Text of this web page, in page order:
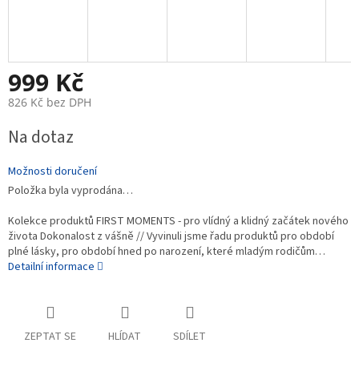
999 Kč
826 Kč bez DPH
cena:
Na dotaz
Možnosti doručení
Položka byla vyprodána…
Kolekce produktů FIRST MOMENTS - pro vlídný a klidný začátek nového
života Dokonalost z vášně // Vyvinuli jsme řadu produktů pro období
plné lásky, pro období hned po narození, které mladým rodičům…
Detailní informace
ZEPTAT SE HLÍDAT SDÍLET